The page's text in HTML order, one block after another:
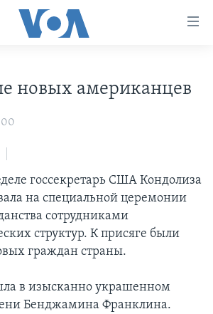
ПУТЕШЕСТВИЕ
ИСТОРИЯ
ГОРОДКИ
новых американцев
госсекретарь США Кондолиза
на специальной церемонии
сотрудниками
структур. К присяге были
граждан страны.
в изысканно украшенном
Бенджамина Франклина.